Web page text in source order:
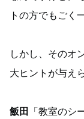
トの方でもごく
しかし、そのオ
大ヒントが与え
飯田 「教室のシ